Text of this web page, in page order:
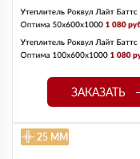
ЗАКАЗАТЬ
25 ММ